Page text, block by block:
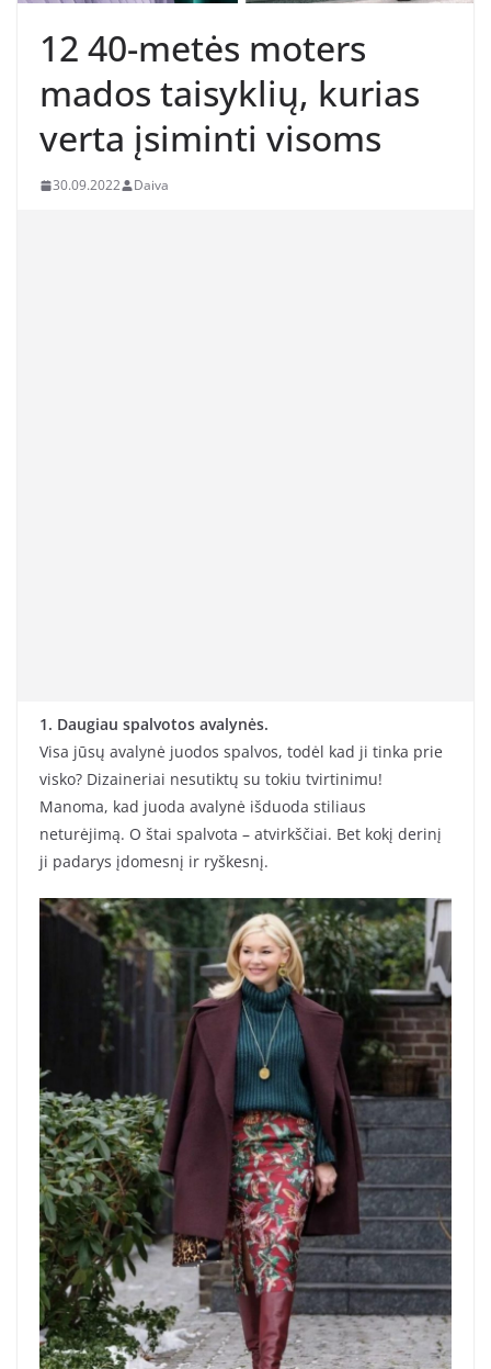
12 40-metės moters
mados taisyklių, kurias
verta įsiminti visoms
30.09.2022 Daiva
1. Daugiau spalvotos avalynės.
Visa jūsų avalynė juodos spalvos, todėl kad ji tinka prie
visko? Dizaineriai nesutiktų su tokiu tvirtinimu!
Manoma, kad juoda avalynė išduoda stiliaus
neturėjimą. O štai spalvota – atvirkščiai. Bet kokį derinį
ji padarys įdomesnį ir ryškesnį.